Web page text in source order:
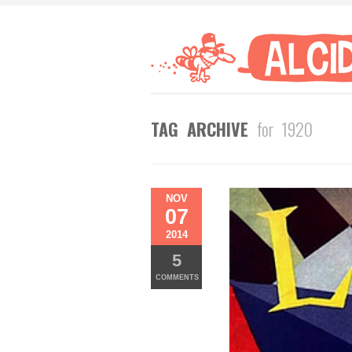
TAG ARCHIVE for 1920
NOV
07
2014
5
COMMENTS